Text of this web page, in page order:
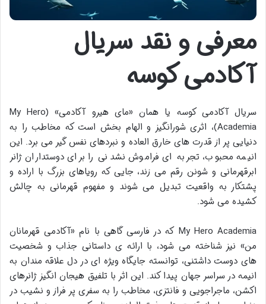
معرفی و نقد سریال
آکادمی کوسه
سریال آکادمی کوسه یا همان «مای هیرو آکادمی» (My Hero
Academia)، اثری شورانگیز و الهام بخش است که مخاطب را به
دنیایی پر از قدرت های خارق العاده و نبردهای نفس گیر می برد. این
انیمه محبوب، تجربه ای فراموش نشدنی را برای دوستداران ژانر
ابرقهرمانی و شونن رقم می زند، جایی که رویاهای بزرگ با اراده و
پشتکار به واقعیت تبدیل می شوند و مفهوم قهرمانی به چالش
کشیده می شود.
My Hero Academia که در فارسی گاهی با نام «آکادمی قهرمانان
من» نیز شناخته می شود، با ارائه ی داستانی جذاب و شخصیت
های دوست داشتنی، توانسته جایگاه ویژه ای در دل علاقه مندان به
انیمه در سراسر جهان پیدا کند. این اثر با تلفیق هیجان انگیز ژانرهای
اکشن، ماجراجویی و فانتزی، مخاطب را به سفری پر فراز و نشیب در